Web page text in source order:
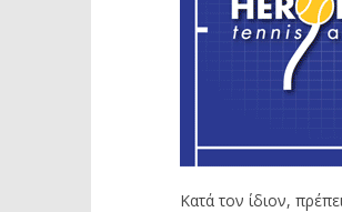
Κατά τον ίδιον,